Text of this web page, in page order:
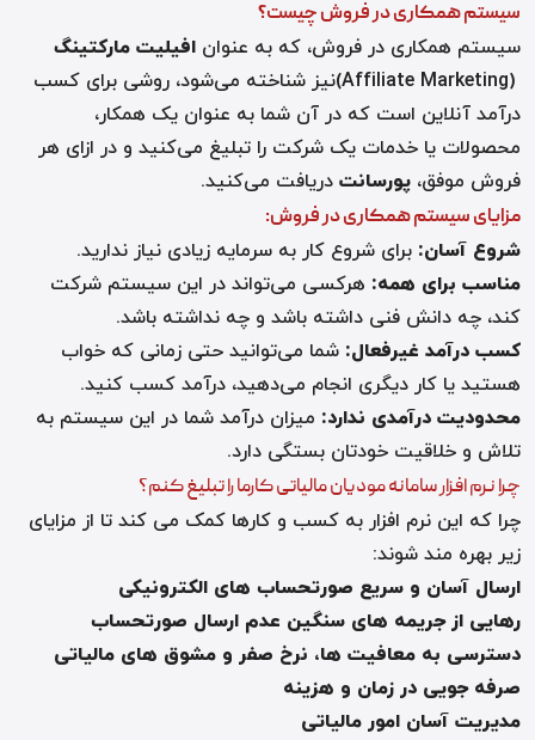
سیستم همکاری در فروش چیست؟
سیستم همکاری در فروش، که به عنوان افیلیت مارکتینگ
(Affiliate Marketing)نیز شناخته می‌شود، روشی برای کسب
درآمد آنلاین است که در آن شما به عنوان یک همکار،
محصولات یا خدمات یک شرکت را تبلیغ می‌کنید و در ازای هر
فروش موفق، پورسانتدریافت می‌کنید.
مزایای سیستم همکاری در فروش:
شروع آسان: برای شروع کار به سرمایه زیادی نیاز ندارید.
مناسب برای همه: هرکسی می‌تواند در این سیستم شرکت
کند، چه دانش فنی داشته باشد و چه نداشته باشد.
کسب درآمد غیرفعال: شما می‌توانید حتی زمانی که خواب
هستید یا کار دیگری انجام می‌دهید، درآمد کسب کنید.
محدودیت درآمدی ندارد: میزان درآمد شما در این سیستم به
تلاش و خلاقیت خودتان بستگی دارد.
چرا نرم افزار سامانه مودیان مالیاتی کارما را تبلیغ کنم؟
چرا که این نرم افزار به کسب و کارها کمک می کند تا از مزایای
زیر بهره مند شوند:
ارسال آسان و سریع صورتحساب های الکترونیکی
رهایی از جریمه های سنگین عدم ارسال صورتحساب
دسترسی به معافیت ها، نرخ صفر و مشوق های مالیاتی
صرفه جویی در زمان و هزینه
مدیریت آسان امور مالیاتی